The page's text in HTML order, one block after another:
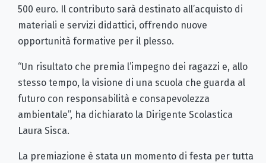
500 euro. Il contributo sarà destinato all’acquisto di
materiali e servizi didattici, offrendo nuove
opportunità formative per il plesso.
“Un risultato che premia l’impegno dei ragazzi e, allo
stesso tempo, la visione di una scuola che guarda al
futuro con responsabilità e consapevolezza
ambientale”, ha dichiarato la Dirigente Scolastica
Laura Sisca.
La premiazione è stata un momento di festa per tutta